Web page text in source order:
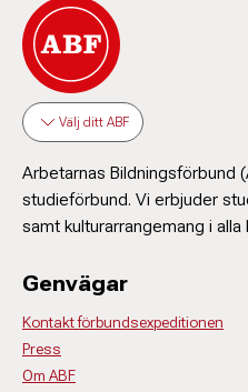
Välj ditt ABF
Arbetarnas Bildningsförbund
studieförbund. Vi erbjuder
samt kulturarrangemang i alla
Genvägar
Kontakt förbundsexpeditionen
Press
Om ABF